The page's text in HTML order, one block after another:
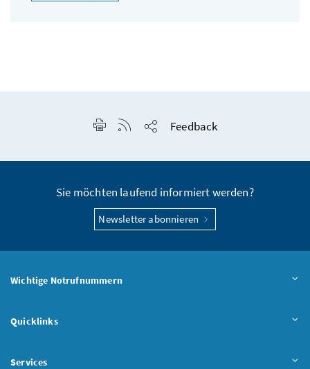
Seite drucken
RSS-Feed anzeigen
Feedback
Sie möchten laufend informiert werden?
Newsletter abonnieren
Wichtige Notrufnummern
Quicklinks
Services